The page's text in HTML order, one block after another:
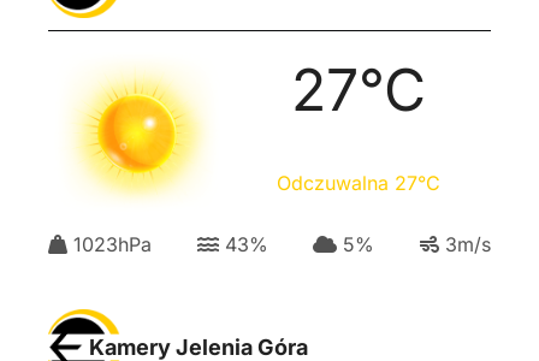
27°C
Odczuwalna 27°C
1023hPa 43% 5% 3m/s
Kamery Jelenia Góra